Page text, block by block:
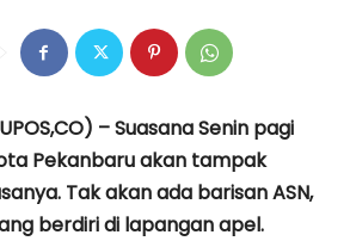
– Suasana Senin pagi
Pekanbaru akan tampak
Tak akan ada barisan ASN,
berdiri di lapangan apel.